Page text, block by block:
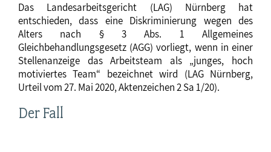
Das Landesarbeitsgericht (LAG) Nürnberg hat
entschieden, dass eine Diskriminierung wegen des
Alters nach § 3 Abs. 1 Allgemeines
Gleichbehandlungsgesetz (AGG) vorliegt, wenn in einer
Stellenanzeige das Arbeitsteam als „junges, hoch
motiviertes Team“ bezeichnet wird (LAG Nürnberg,
Urteil vom 27. Mai 2020, Aktenzeichen 2 Sa 1/20).
Der Fall